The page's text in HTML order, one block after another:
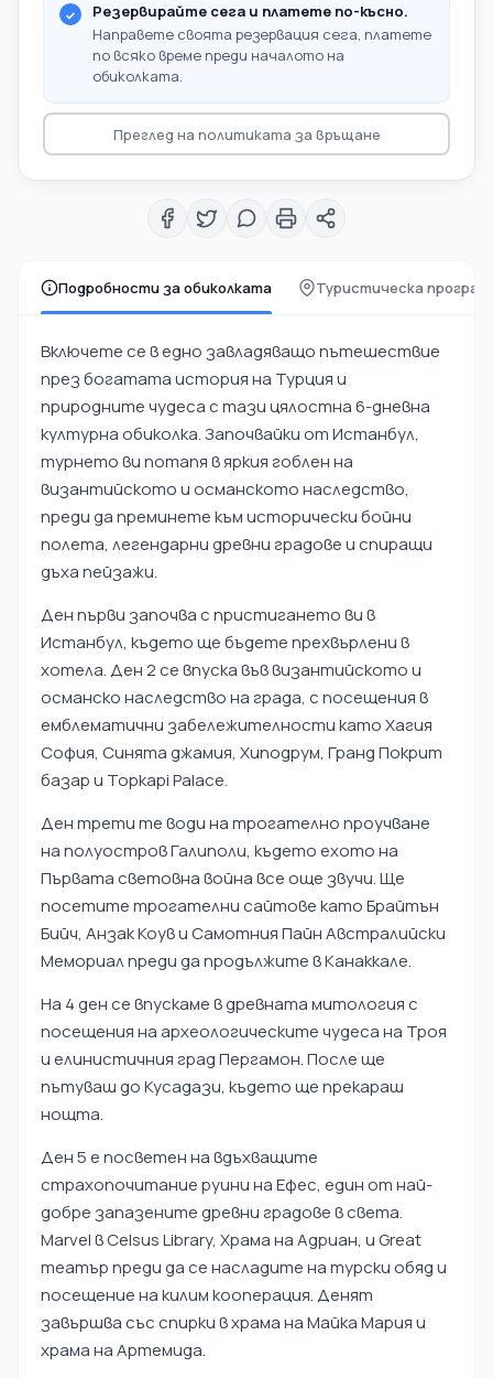
Подробности за обиколката Туристическа
Включете се в едно завладяващо пътешествие
през богатата история на Турция и
природните чудеса с тази цялостна 6-дневна
културна обиколка. Започвайки от Истанбул,
турнето ви потапя в яркия гоблен на
византийското и османското наследство,
преди да преминете към исторически бойни
полета, легендарни древни градове и спиращи
дъха пейзажи.
Ден първи започва с пристигането ви в
Истанбул, където ще бъдете прехвърлени в
хотела. Ден 2 се впуска във византийското и
османско наследство на града, с посещения в
емблематични забележителности като Хагия
София, Синята джамия, Хиподрум, Гранд Покрит
базар и Topkapi Palace.
Ден трети те води на трогателно проучване
на полуостров Галиполи, където ехото на
Първата световна война все още звучи. Ще
посетите трогателни сайтове като Брайтън
Бийч, Анзак Коув и Самотния Пайн Австралийски
Мемориал преди да продължите в Канаккале.
На 4 ден се впускаме в древната митология с
посещения на археологическите чудеса на Троя
и елинистичния град Пергамон. После ще
пътуваш до Кусадази, където ще прекараш
нощта.
Ден 5 е посветен на вдъхващите
страхопочитание руини на Ефес, един от най-
добре запазените древни градове в света.
Marvel в Celsus Library, Храма на Адриан, и Great
театър преди да се насладите на турски обяд и
посещение на килим кооперация. Денят
завършва със спирки в храма на Майка Мария и
храма на Артемида.
Резервирайте сега и платете по-късно.
Направете своята резервация сега, платете
по всяко време преди началото на
обиколката.
Преглед на политиката за връщане